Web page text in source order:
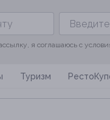
я соглашаюсь с
Туризм